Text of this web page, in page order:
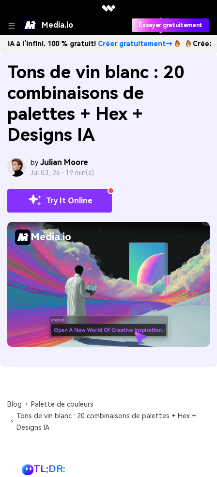
Media.io Essayer gratuitement
100 % gratuit!Créer gratuitement→ Créez des
Tons de vin blanc : 20
combinaisons de
palettes + Hex +
Designs IA
by Julian Moore
Jul 03, 26 · 19 min(s)
Try It Online
Media.io
Blog
Palette de couleurs
Tons de vin blanc : 20 combinaisons de palettes + Hex +
Designs IA
TL;DR: